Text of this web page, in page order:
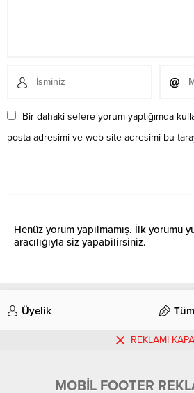
Bir dahaki sefere yorum yaptığımda
posta adresimi ve web site adresimi bu
Henüz yorum yapılmamış. İlk yorumu
aracılığıyla siz yapabilirsiniz.
Üyelik
© 2018-2022 ASİ-DER Hatay İli Antakya,
REKLAMI
MOBİL FOOTER